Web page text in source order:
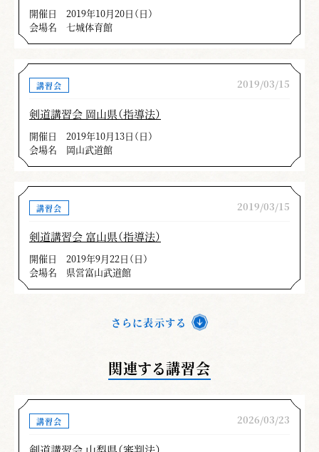
開催日
2019年10月20日（日）
会場名
七城体育館
講習会 2019/03/15
剣道講習会 岡山県（指導法）
開催日
2019年10月13日（日）
会場名
岡山武道館
講習会 2019/03/15
剣道講習会 富山県（指導法）
開催日
2019年9月22日（日）
会場名
県営富山武道館
さらに表示する
関連する講習会
講習会 2026/03/23